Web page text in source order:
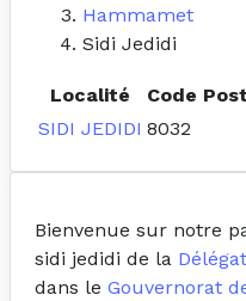
Hammamet
Sidi Jedidi
Localité
Code
SIDI JEDIDI 8032
Bienvenue sur notre
sidi jedidi de la
dans le Gouvernorat